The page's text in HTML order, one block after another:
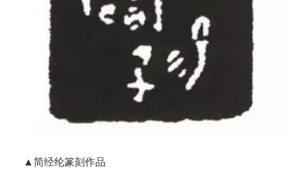
▲简经纶篆刻作品